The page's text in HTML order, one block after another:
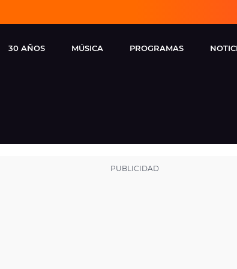
30 AÑOS MÚSICA
FM
PROGRAMAS